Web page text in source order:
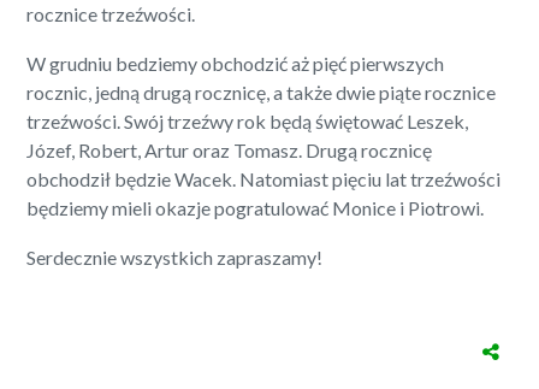
rocznice trzeźwości.
W grudniu bedziemy obchodzić aż pięć pierwszych
rocznic, jedną drugą rocznicę, a także dwie piąte rocznice
trzeźwości. Swój trzeźwy rok będą świętować Leszek,
Józef, Robert, Artur oraz Tomasz. Drugą rocznicę
obchodził będzie Wacek. Natomiast pięciu lat trzeźwości
będziemy mieli okazje pogratulować Monice i Piotrowi.
Serdecznie wszystkich zapraszamy!